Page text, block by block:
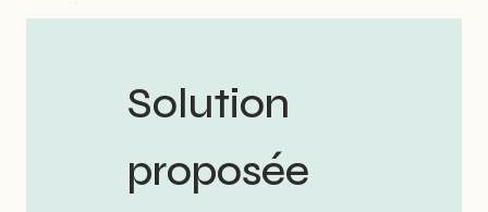
Solution
proposée